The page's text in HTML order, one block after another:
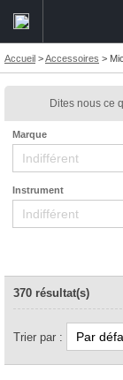
Accueil >Accessoires >
Dites nous ce
Marque
Instrument
370 résultat(s)
Trier par :